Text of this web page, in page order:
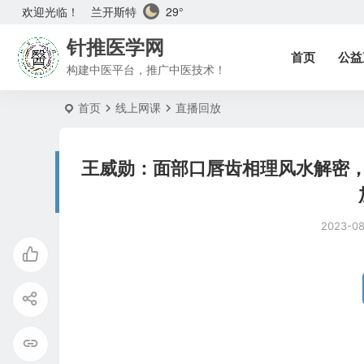
欢迎光临！ 兰开斯特 29°
针推医学网
构建中医平台，推广中医技术！
首页 公
首页 线上网课 直播回放
王威勋：面部口唇齿相理风水解密
2023-